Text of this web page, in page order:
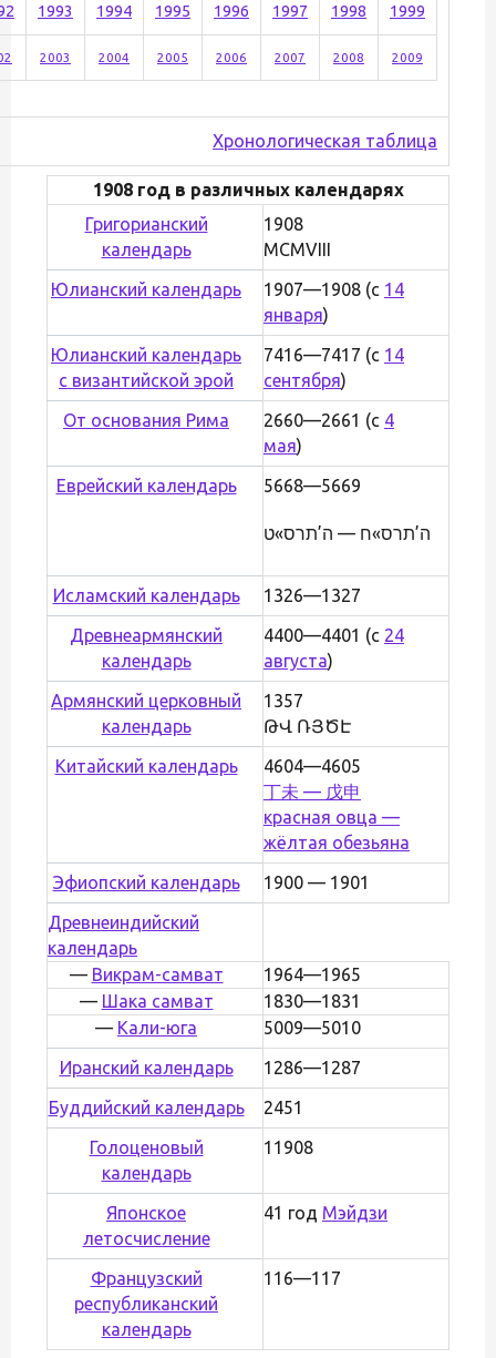
1993 1994 1995 1996 1997 1998 1999
2003 2004 2005 2006 2007 2008 2009
Хронологическая таблица
1908 год в различных календарях
Григорианский
календарь
1908
MCMVIII
Юлианский календарь
1907—1908 (с 14
января)
Юлианский календарь
с византийской эрой
7416—7417 (с 14
сентября)
От основания Рима
2660—2661 (с 4
мая)
Еврейский календарь
5668—5669
ה’תרס»ח — ה’תרס»ט
Исламский календарь
1326—1327
Древнеармянский
календарь
4400—4401 (с 24
августа)
Армянский церковный
календарь
1357
ԹՎ ՌՅԾԷ
Китайский календарь
4604—4605
丁未 — 戊申
красная овца —
жёлтая обезьяна
Эфиопский календарь
1900 — 1901
Древнеиндийский
календарь
— Викрам-самват
1964—1965
— Шака самват
1830—1831
— Кали-юга
5009—5010
Иранский календарь
1286—1287
Буддийский календарь
2451
Голоценовый
календарь
11908
Японское
летосчисление
41 год Мэйдзи
Французский
республиканский
календарь
116—117